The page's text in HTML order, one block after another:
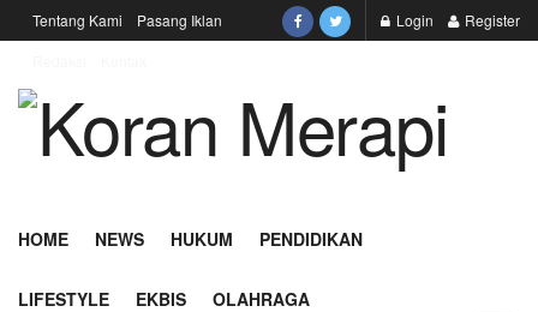
Tentang Kami
Pasang Iklan
Login Register
HOME NEWS HUKUM PENDIDIKAN
LIFESTYLE EKBIS OLAHRAGA